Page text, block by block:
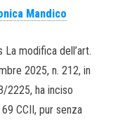
Mandico
modifica dell’art.
2025, n. 212, in
2225, ha inciso
CCII, pur senza